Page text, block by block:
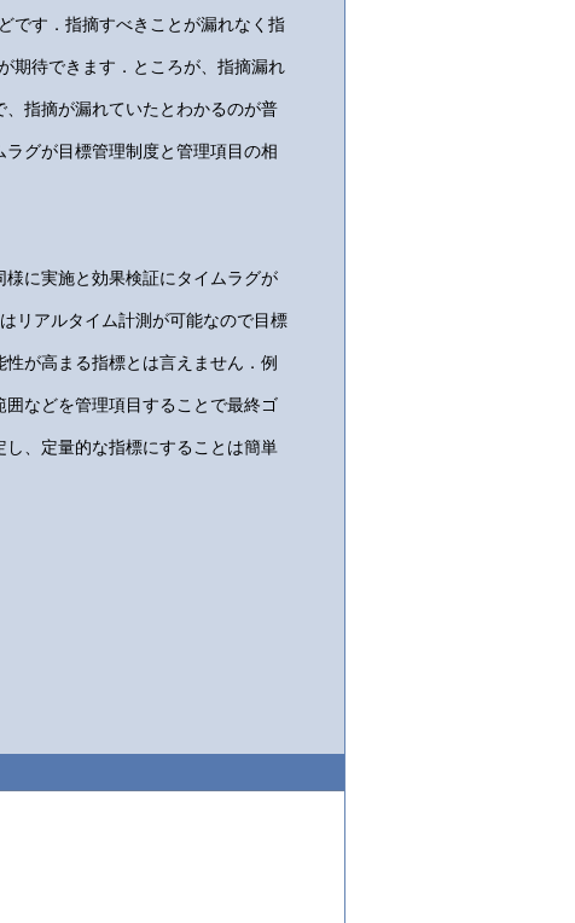
です．指摘すべきことが漏れなく指
期待できます．ところが、指摘漏れ
指摘が漏れていたとわかるのが普
グが目標管理制度と管理項目の相
様に実施と効果検証にタイムラグが
リアルタイム計測が可能なので目標
が高まる指標とは言えません．例
などを管理項目することで最終ゴ
、定量的な指標にすることは簡単